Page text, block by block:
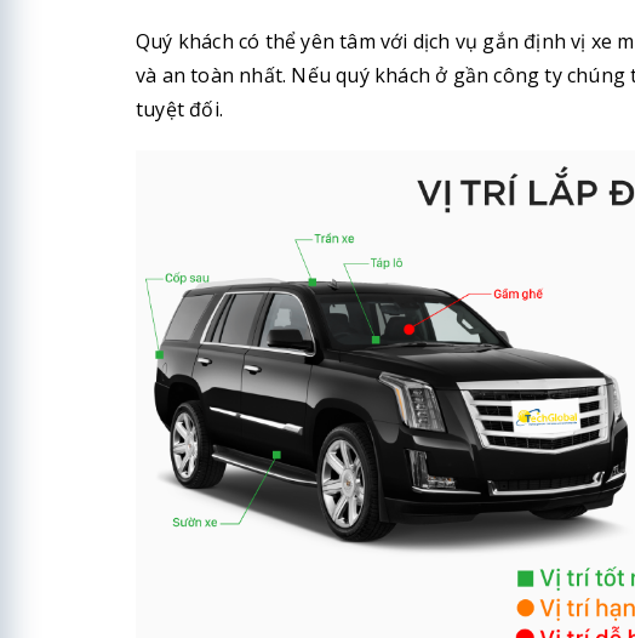
Quý khách có thể yên tâm với dịch vụ gắn định vị xe
và an toàn nhất. Nếu quý khách ở gần công ty
tuyệt đối.